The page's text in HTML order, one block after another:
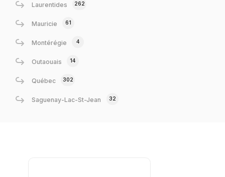
Laurentides 262
Mauricie 61
Montérégie 4
Outaouais 14
Québec 302
Saguenay-Lac-St-Jean 32